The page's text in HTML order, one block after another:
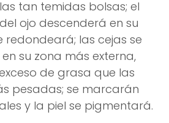
tan temidas bolsas; el
ojo descenderá en su
redondeará; las cejas se
su zona más externa,
de grasa que las
pesadas; se marcarán
y la piel se pigmentará.